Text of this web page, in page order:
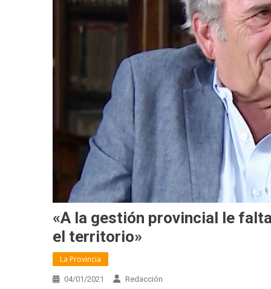
«A la gestión provincial le
el territorio»
La Provincia
04/01/2021 Redacción